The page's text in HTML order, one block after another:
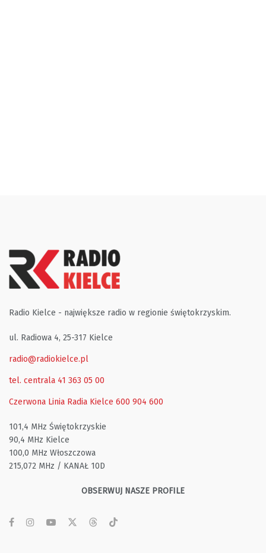
Radio Kielce - największe radio w regionie świętokrzyskim.
ul. Radiowa 4, 25-317 Kielce
radio@radiokielce.pl
tel. centrala 41 363 05 00
Czerwona Linia Radia Kielce 600 904 600
101,4 MHz Świętokrzyskie
90,4 MHz Kielce
100,0 MHz Włoszczowa
215,072 MHz / KANAŁ 10D
OBSERWUJ NASZE PROFILE